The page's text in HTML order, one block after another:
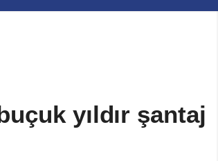
yıldır şantaj